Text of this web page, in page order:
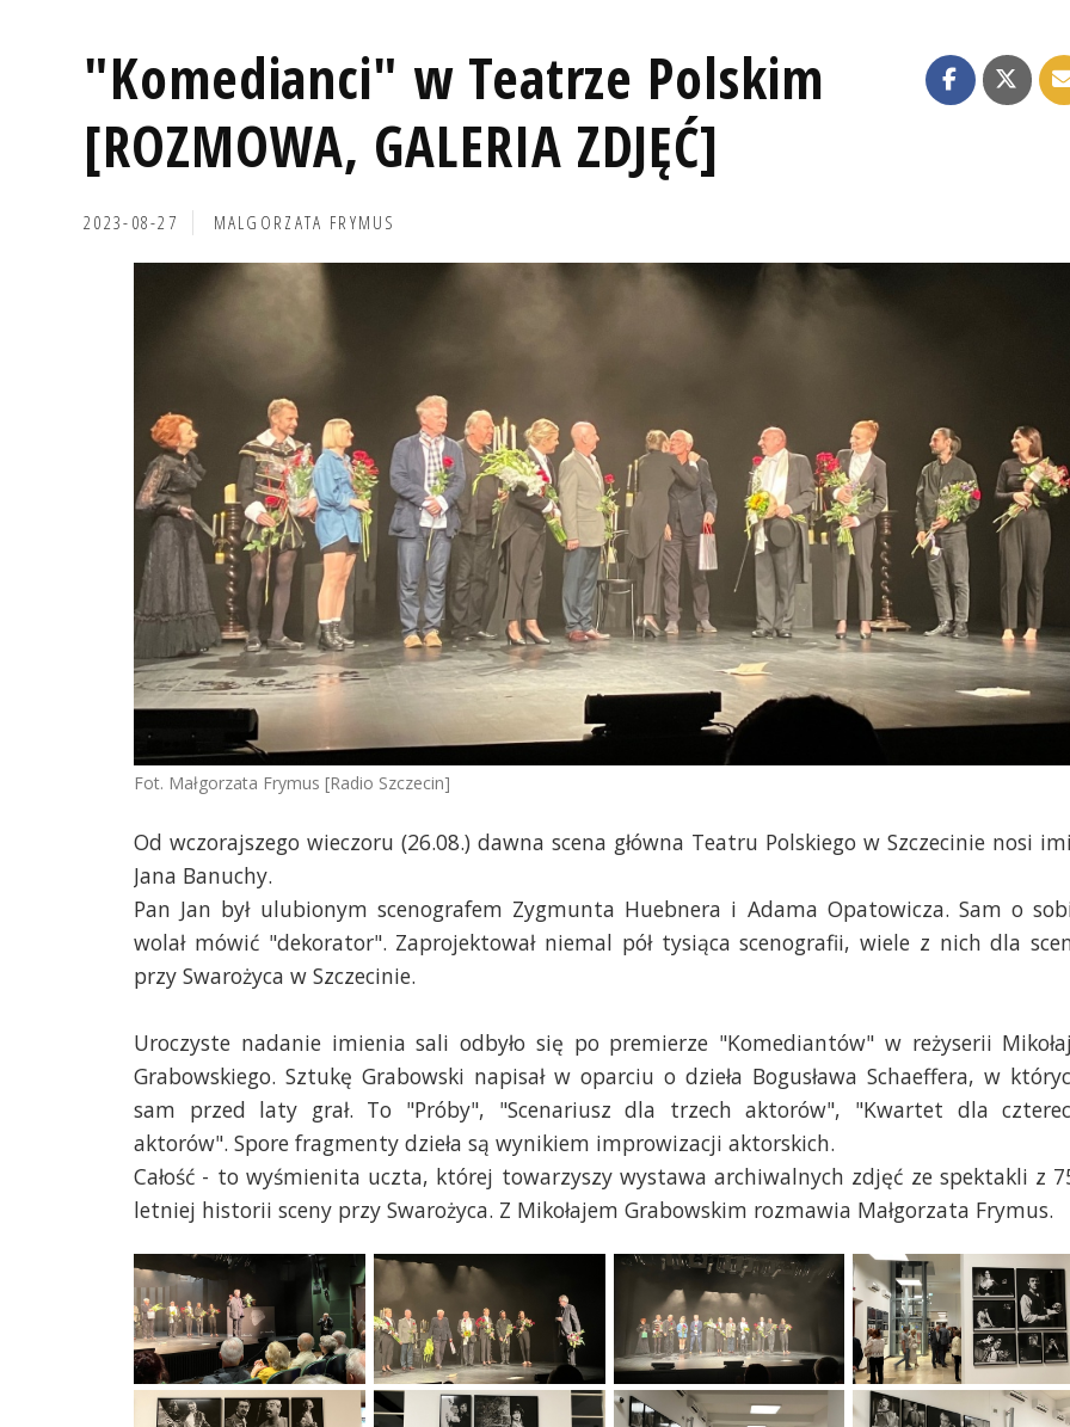
"Komedianci" w Teatrze Polskim
[ROZMOWA, GALERIA ZDJĘĆ]
2023-08-27 MALGORZATA FRYMUS
Fot. Małgorzata Frymus [Radio Szczecin]
Od wczorajszego wieczoru (26.08.) dawna scena główna Teatru Polskiego w Szczecinie nosi
Jana Banuchy.
Pan Jan był ulubionym scenografem Zygmunta Huebnera i Adama Opatowicza. Sam o
wolał mówić "dekorator". Zaprojektował niemal pół tysiąca scenografii, wiele z nich dla
przy Swarożyca w Szczecinie.
Uroczyste nadanie imienia sali odbyło się po premierze "Komediantów" w reżyserii
Grabowskiego. Sztukę Grabowski napisał w oparciu o dzieła Bogusława Schaeffera, w
sam przed laty grał. To "Próby", "Scenariusz dla trzech aktorów", "Kwartet dla
aktorów". Spore fragmenty dzieła są wynikiem improwizacji aktorskich.
Całość - to wyśmienita uczta, której towarzyszy wystawa archiwalnych zdjęć ze spektakli z
letniej historii sceny przy Swarożyca. Z Mikołajem Grabowskim rozmawia Małgorzata Frymus.